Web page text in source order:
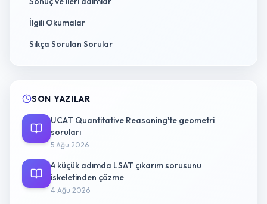
İlgili Okumalar
Sıkça Sorulan Sorular
SON YAZILAR
UCAT Quantitative Reasoning'te geometri
soruları
5 Ağu 2026
4 küçük adımda LSAT çıkarım sorusunu
iskeletinden çözme
4 Ağu 2026